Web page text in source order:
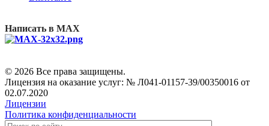
Написать в MAX
© 2026 Все права защищены.
Лицензия на оказание услуг: № Л041-01157-39/00350016 от
02.07.2020
Лицензии
Политика конфиденциальности